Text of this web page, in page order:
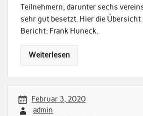
Teilnehmern, darunter sechs
sehr gut besetzt. Hier die Übersicht
Bericht: Frank Huneck.
Weiterlesen
Februar 3, 2020
admin